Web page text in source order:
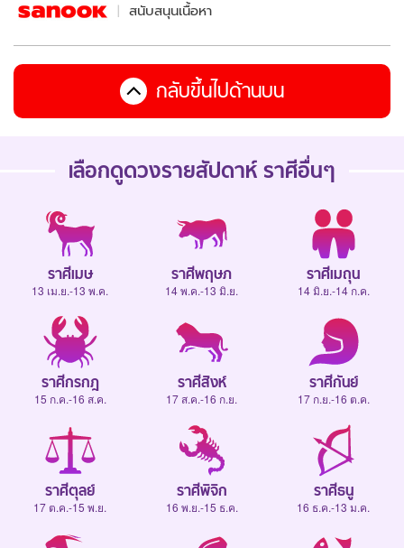
สนับสนุนเนื้อหา
กลับขึ้นไปด้านบน
เลือกดูดวงรายสัปดาห์ ราศีอื่นๆ
ราศีเมษ
13 เม.ย.-13 พ.ค.
ราศีพฤษภ
14 พ.ค.-13 มิ.ย.
ราศีเมถุน
14 มิ.ย.-14 ก.ค.
ราศีกรกฎ
15 ก.ค.-16 ส.ค.
ราศีสิงห์
17 ส.ค.-16 ก.ย.
ราศีกันย์
17 ก.ย.-16 ต.ค.
ราศีตุลย์
17 ต.ค.-15 พ.ย.
ราศีพิจิก
16 พ.ย.-15 ธ.ค.
ราศีธนู
16 ธ.ค.-13 ม.ค.